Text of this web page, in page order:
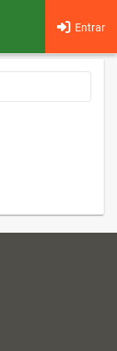
Entrar